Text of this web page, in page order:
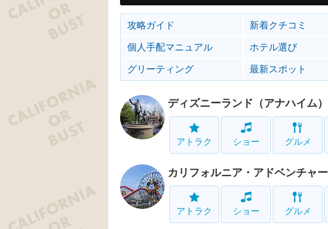
攻略ガイド 新着クチコミ
個人手配マニュアル
ホテル選び
グリーティング
最新スポット
ディズニーランド（アナハイム）
アトラク ショー グルメ
カリフォルニア・アドベンチャー
アトラク ショー グルメ